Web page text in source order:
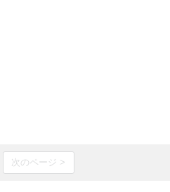
次のページ >